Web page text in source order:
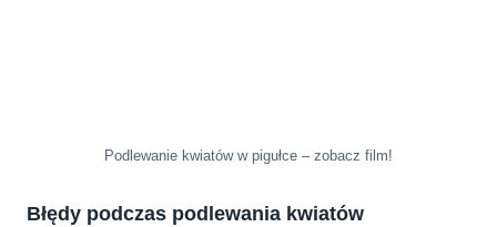
Podlewanie kwiatów w pigułce – zobacz film!
Błędy podczas podlewania kwiatów